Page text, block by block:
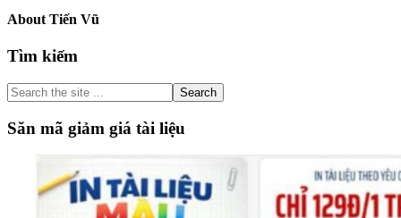
About Tiến Vũ
Primary
Sidebar
Tìm kiếm
Search
the
site
...
Săn mã giảm giá tài liệu